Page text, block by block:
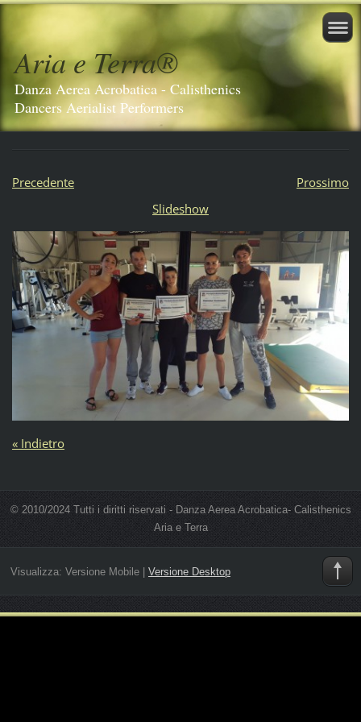
Aria e Terra®️
Danza Aerea Acrobatica - Calisthenics
Dancers Aerialist Performers
Precedente
Prossimo
Slideshow
« Indietro
© 2010/2024 Tutti i diritti riservati - Danza Aerea Acrobatica- Calisthenics
Aria e Terra
Visualizza: Versione Mobile| Versione Desktop